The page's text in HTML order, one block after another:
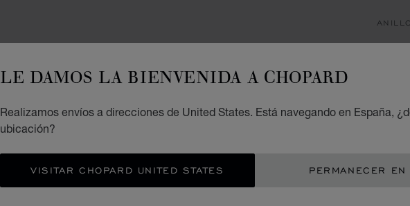
LE DAMOS LA BIENVENIDA A CHOPARD
Realizamos envíos a direcciones de United States. Está navegando en España,
ubicación?
VISITAR CHOPARD UNITED STATES PERMANECER EN
A